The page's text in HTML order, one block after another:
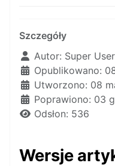
Szczegóły
Autor: Super User
Opublikowano:
Utworzono: 08
Poprawiono: 03
Odsłon: 536
Wersje